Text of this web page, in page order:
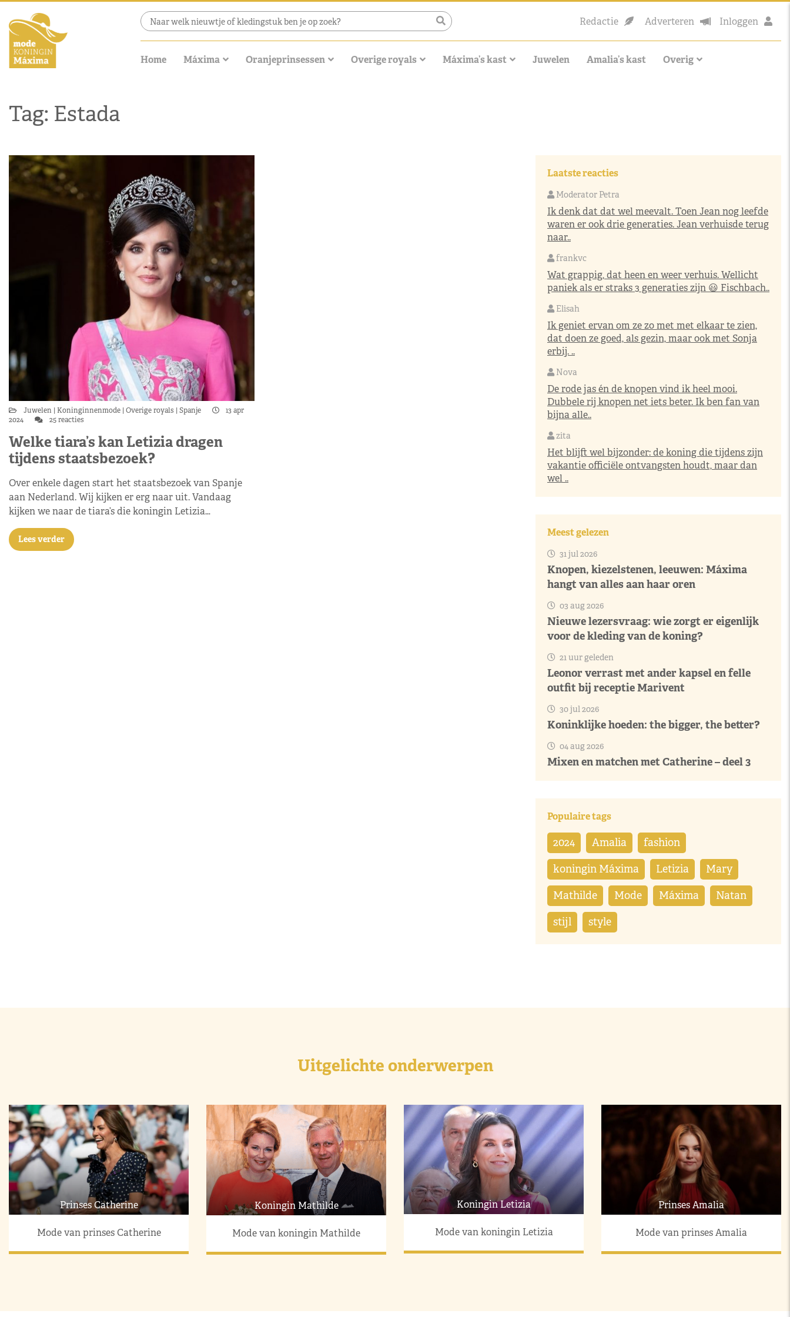
Redactie Adverteren Inloggen
Home Máxima Oranjeprinsessen Overige royals Máxima’s kast Juwelen Amalia’s kast Overig
Tag: Estada
Juwelen Koninginnenmode Overige royals Spanje
13 apr
2024
25 reacties
Welke tiara’s kan Letizia dragen
tijdens staatsbezoek?
Over enkele dagen start het staatsbezoek van Spanje
aan Nederland. Wij kijken er erg naar uit. Vandaag
kijken we naar de tiara’s die koningin Letizia…
Lees verder
Laatste reacties
Moderator Petra
Ik denk dat dat wel meevalt. Toen Jean nog leefde
waren er ook drie generaties. Jean verhuisde terug
naar..
frankvc
Wat grappig, dat heen en weer verhuis. Wellicht
paniek als er straks 3 generaties zijn 😃 Fischbach..
Elisah
Ik geniet ervan om ze zo met met elkaar te zien,
dat doen ze goed, als gezin, maar ook met Sonja
erbij. ..
Nova
De rode jas én de knopen vind ik heel mooi.
Dubbele rij knopen net iets beter. Ik ben fan van
bijna alle..
zita
Het blijft wel bijzonder: de koning die tijdens zijn
vakantie officiële ontvangsten houdt, maar dan
wel ..
Meest gelezen
31 jul 2026
Knopen, kiezelstenen, leeuwen: Máxima
hangt van alles aan haar oren
03 aug 2026
Nieuwe lezersvraag: wie zorgt er eigenlijk
voor de kleding van de koning?
21 uur geleden
Leonor verrast met ander kapsel en felle
outfit bij receptie Marivent
30 jul 2026
Koninklijke hoeden: the bigger, the better?
04 aug 2026
Mixen en matchen met Catherine – deel 3
Populaire tags
2024 Amalia fashion
koningin Máxima Letizia Mary
Mathilde Mode Máxima Natan
stijl style
Uitgelichte onderwerpen
Prinses Catherine
Mode van prinses Catherine
Koningin Mathilde
Mode van koningin Mathilde
Koningin Letizia
Mode van koningin Letizia
Prinses Amalia
Mode van prinses Amalia